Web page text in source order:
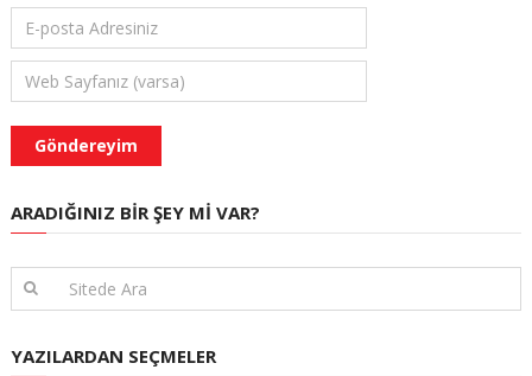
ARADIĞINIZ BIR ŞEY MI VAR?
YAZILARDAN SEÇMELER